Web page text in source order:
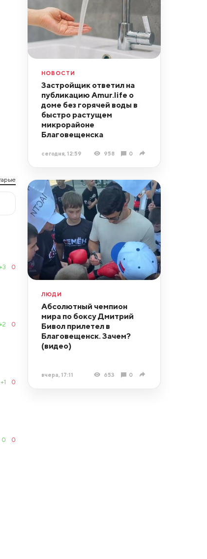
0
0
+1 0
0 0
НОВОСТИ
Застройщик ответил на
публикацию Amur.life о
доме без горячей воды в
быстро растущем
микрорайоне
Благовещенска
сегодня, 12:59 958 0
ЛЮДИ
Абсолютный чемпион
мира по боксу Дмитрий
Бивол прилетел в
Благовещенск. Зачем?
(видео)
вчера, 17:11 653 0